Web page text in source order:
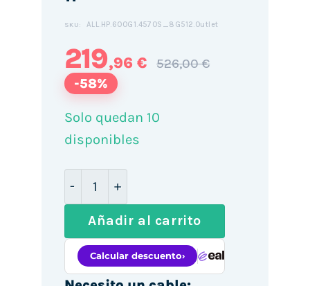
SKU: ALL.HP.600G1.4570S_8G512.Outlet
219,96 € 526,00 €
-58%
Solo quedan 10
disponibles
Añadir al carrito